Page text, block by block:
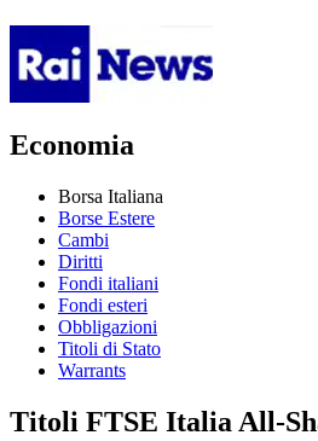
Economia
Borsa Italiana
Borse Estere
Cambi
Diritti
Fondi italiani
Fondi esteri
Obbligazioni
Titoli di Stato
Warrants
Titoli FTSE Italia All-